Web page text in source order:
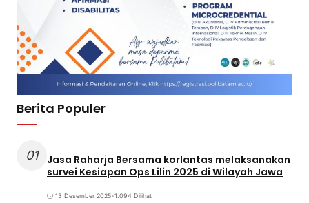
Berita Populer
01
Jasa Raharja Bersama korlantas melaksanakan
survei Kesiapan Ops Lilin 2025 di Wilayah Jawa
13 Desember 2025•1.094 Dilihat